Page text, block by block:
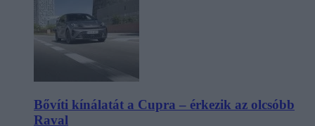
Bővíti kínálatát a Cupra – érkezik az olcsóbb
Raval